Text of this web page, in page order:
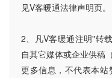
见V客暖通法律声明页。
2、凡V客暖通注明"转
自其它媒体或企业供稿
更多信息，不代表本